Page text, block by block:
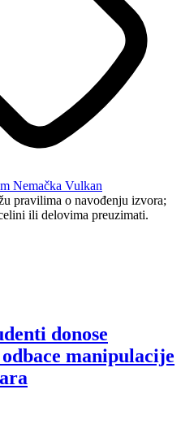
Nemačka Vulkan
pravilima o navođenju izvora;
ili delovima preuzimati.
donose
manipulacije